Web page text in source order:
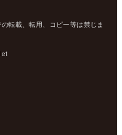
転載、転用、コピー等は禁じま